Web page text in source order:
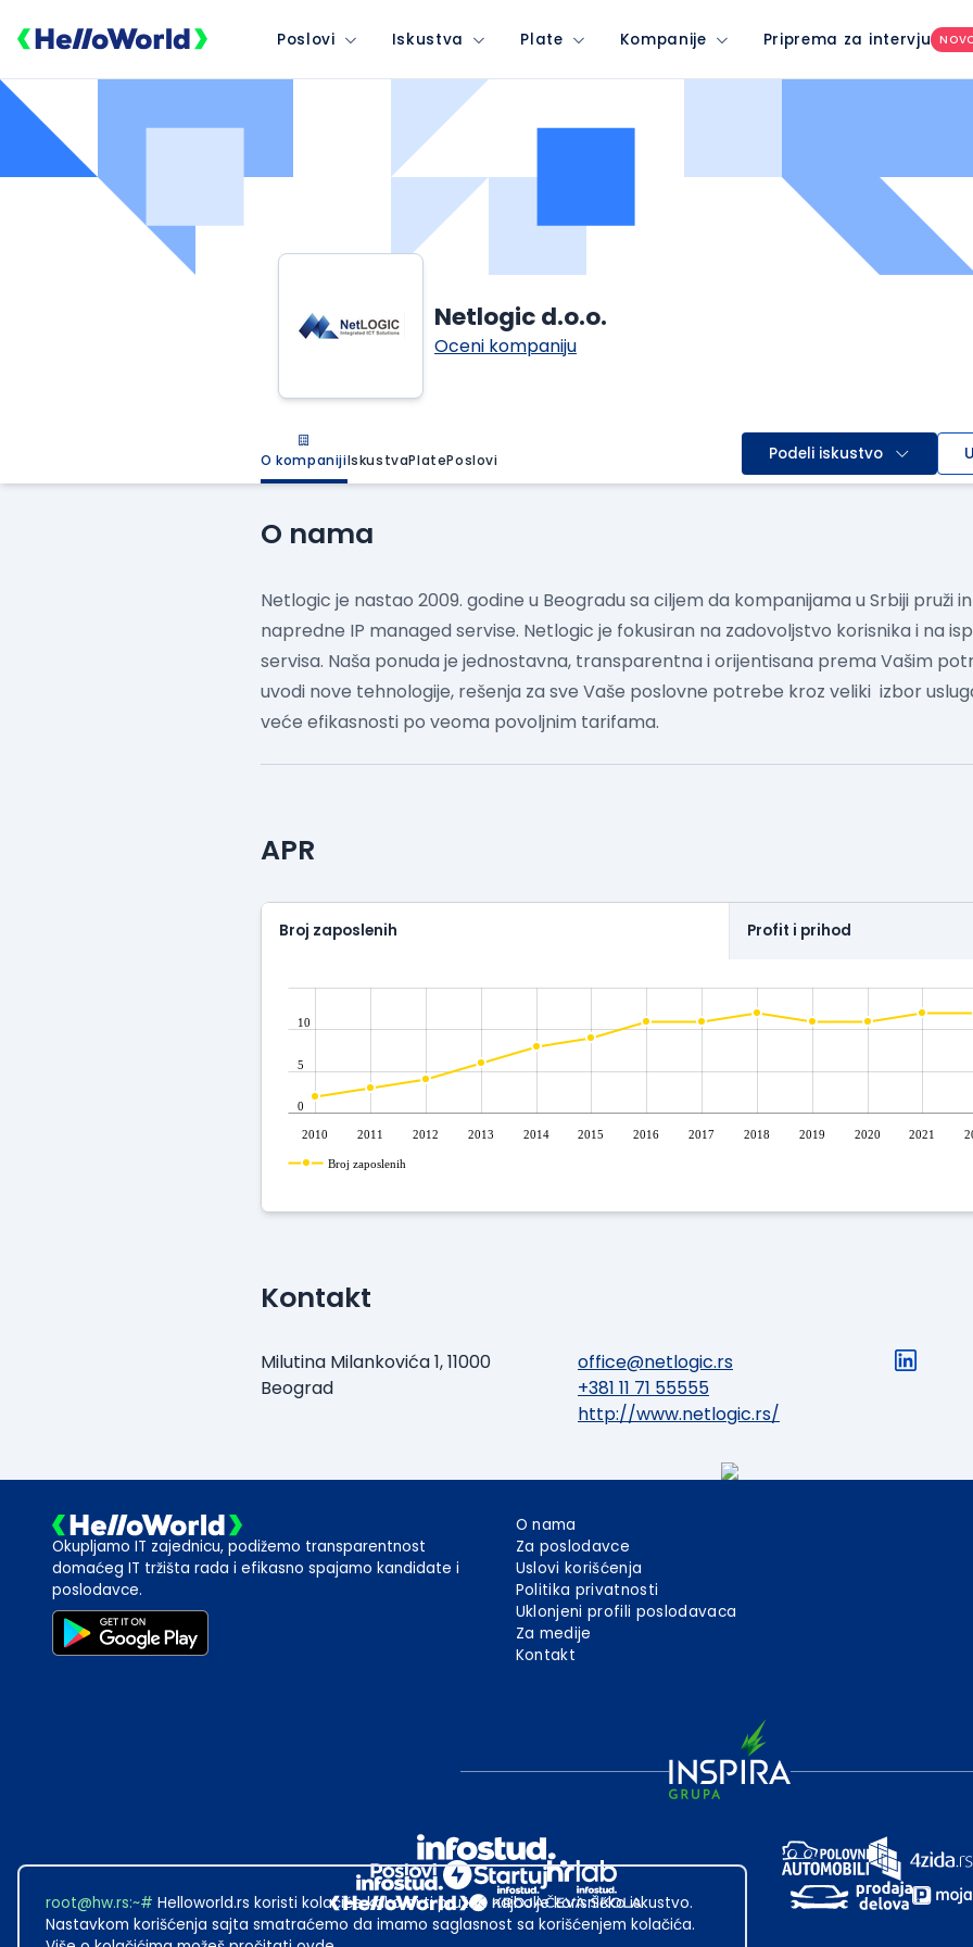
Poslovi Iskustva Plate Kompanije Priprema za intervju
Netlogic d.o.o.
Oceni kompaniju
O kompanijiIskustvaPlatePoslovi Podeli iskustvo
O nama
Netlogic je nastao 2009. godine u Beogradu sa ciljem da kompanijama u Srbiji pruži
napredne IP managed servise. Netlogic je fokusiran na zadovoljstvo korisnika i na
servisa. Naša ponuda je jednostavna, transparentna i orijentisana prema Vašim
uvodi nove tehnologije, rešenja za sve Vaše poslovne potrebe kroz veliki izbor
veće efikasnosti po veoma povoljnim tarifama.
APR
Broj zaposlenih Profit i prihod
2010 2011 2012 2013 2014 2015 2016 2017 2018 2019 2020 2021
0
5
10
Broj zaposlenih
Kontakt
Milutina Milankovića 1, 11000
Beograd
office@netlogic.rs
+381 11 71 55555
http://www.netlogic.rs/
Okupljamo IT zajednicu, podižemo transparentnost
domaćeg IT tržišta rada i efikasno spajamo kandidate i
poslodavce.
O nama
Za poslodavce
Uslovi korišćenja
Politika privatnosti
Uklonjeni profili poslodavaca
Za medije
Kontakt
root@hw.rs:~# Helloworld.rs koristi kolačiće kako bi ti pružao najbolje korisničko iskustvo.
Nastavkom korišćenja sajta smatraćemo da imamo saglasnost sa korišćenjem kolačića.